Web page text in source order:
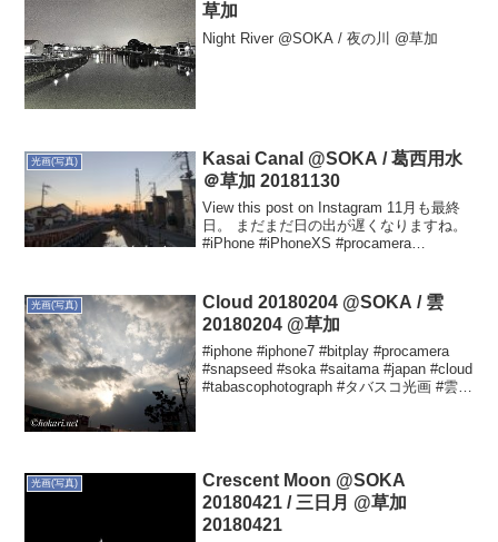
草加
Night River @SOKA / 夜の川 @草加
光画(写真)
Kasai Canal @SOKA / 葛西用水
＠草加 20181130
View this post on Instagram 11月も最終
日。 まだまだ日の出が遅くなりますね。
#iPhone #iPhoneXS #procamera
光画(写真)
Cloud 20180204 @SOKA / 雲
20180204 @草加
#iphone #iphone7 #bitplay #procamera
#snapseed #soka #saitama #japan #cloud
#tabascophotograph #タバスコ光画 #雲
光画(写真)
Crescent Moon @SOKA
20180421 / 三日月 @草加
20180421